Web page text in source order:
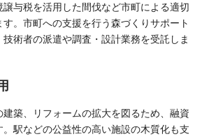
与税を活用した間伐など市町による適切
。市町への支援を行う森づくりサポート
術者の派遣や調査・設計業務を受託しま
築、リフォームの拡大を図るため、融資
駅などの公益性の高い施設の木質化も支